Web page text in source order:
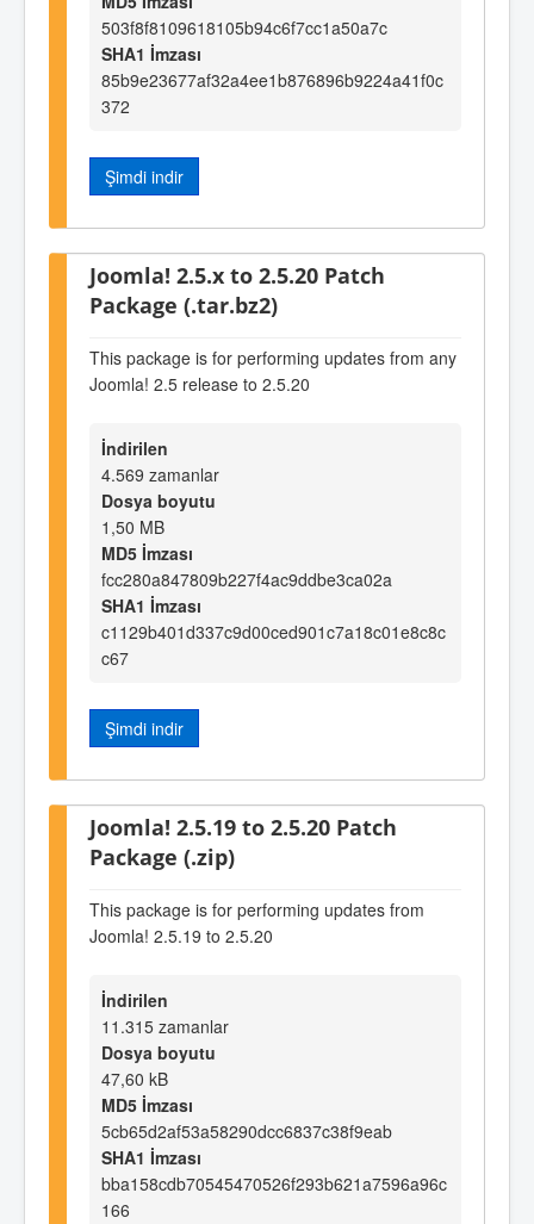
503f8f8109618105b94c6f7cc1a50a7c
SHA1 İmzası
85b9e23677af32a4ee1b876896b9224a41f0c
372
Şimdi indir
Joomla! 2.5.x to 2.5.20 Patch
Package (.tar.bz2)
This package is for performing updates from any
Joomla! 2.5 release to 2.5.20
İndirilen
4.569 zamanlar
Dosya boyutu
1,50 MB
MD5 İmzası
fcc280a847809b227f4ac9ddbe3ca02a
SHA1 İmzası
c1129b401d337c9d00ced901c7a18c01e8c8c
c67
Şimdi indir
Joomla! 2.5.19 to 2.5.20 Patch
Package (.zip)
This package is for performing updates from
Joomla! 2.5.19 to 2.5.20
İndirilen
11.315 zamanlar
Dosya boyutu
47,60 kB
MD5 İmzası
5cb65d2af53a58290dcc6837c38f9eab
SHA1 İmzası
bba158cdb70545470526f293b621a7596a96c
166